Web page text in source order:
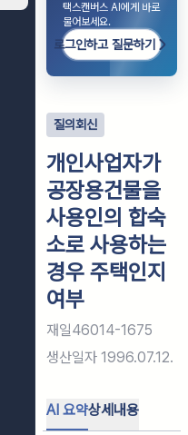
택스캔버스 AI에게 바로
물어보세요.
로그인하고 질문하기
질의회신
개인사업자가
공장용건물을
사용인의 합숙
소로 사용하는
경우 주택인지
여부
재일46014-1675
생산일자 1996.07.12.
AI 요약상세내용